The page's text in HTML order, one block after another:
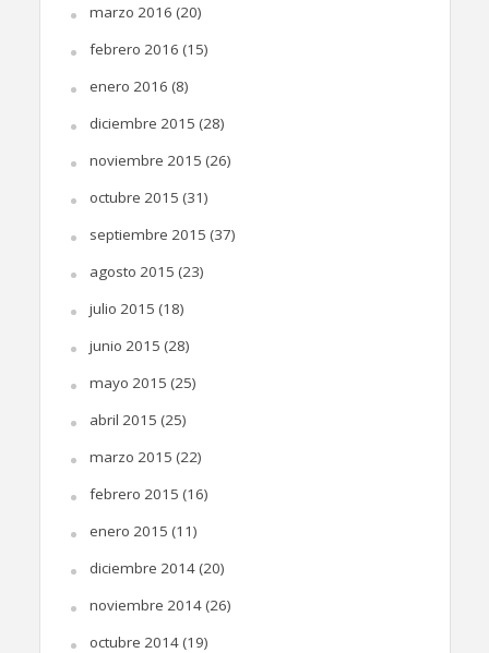
marzo 2016 (20)
febrero 2016 (15)
enero 2016 (8)
diciembre 2015 (28)
noviembre 2015 (26)
octubre 2015 (31)
septiembre 2015 (37)
agosto 2015 (23)
julio 2015 (18)
junio 2015 (28)
mayo 2015 (25)
abril 2015 (25)
marzo 2015 (22)
febrero 2015 (16)
enero 2015 (11)
diciembre 2014(20)
noviembre 2014(26)
octubre 2014(19)